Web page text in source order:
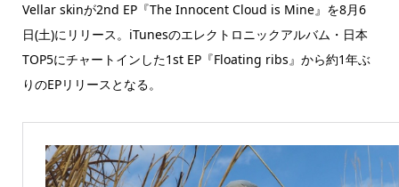
Vellar skinが2nd EP『The Innocent Cloud is Mine』を8月6
日(土)にリリース。iTunesのエレクトロニックアルバム・日本
TOP5にチャートインした1st EP『Floating ribs』から約1年ぶ
りのEPリリースとなる。